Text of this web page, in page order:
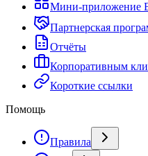
Мини-приложение
Партнерская
Отчёты
Корпоративным
Короткие ссылки
Помощь
Правила